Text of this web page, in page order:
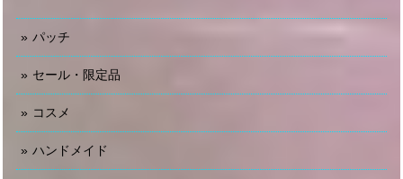
パッチ
セール・限定品
コスメ
ハンドメイド